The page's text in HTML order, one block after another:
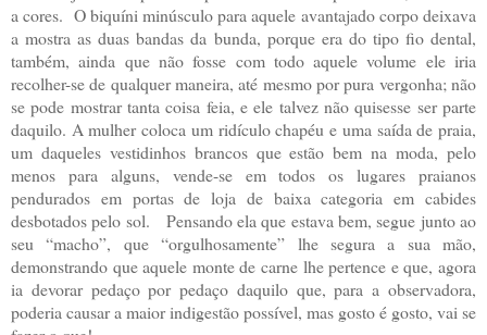
a cores. O biquíni minúsculo para aquele avantajado corpo deixava
a mostra as duas bandas da bunda, porque era do tipo fio dental,
também, ainda que não fosse com todo aquele volume ele iria
recolher-se de qualquer maneira, até mesmo por pura vergonha; não
se pode mostrar tanta coisa feia, e ele talvez não quisesse ser parte
daquilo. A mulher coloca um ridículo chapéu e uma saída de praia,
um daqueles vestidinhos brancos que estão bem na moda, pelo
menos para alguns, vende-se em todos os lugares praianos
pendurados em portas de loja de baixa categoria em cabides
desbotados pelo sol. Pensando ela que estava bem, segue junto ao
seu “macho”, que “orgulhosamente” lhe segura a sua mão,
demonstrando que aquele monte de carne lhe pertence e que, agora
ia devorar pedaço por pedaço daquilo que, para a observadora,
poderia causar a maior indigestão possível, mas gosto é gosto, vai se